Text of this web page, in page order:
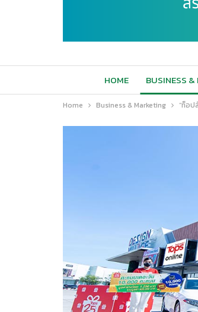
HOME BUSINESS
Home Business & Marketing “ท็อป